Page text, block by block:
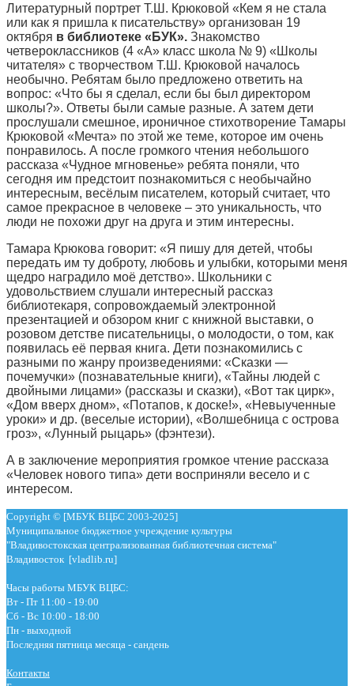
Литературный портрет Т.Ш. Крюковой «Кем я не стала
или как я пришла к писательству» организован 19
октября в библиотеке «БУК». Знакомство
четвероклассников (4 «А» класс школа № 9) «Школы
читателя» с творчеством Т.Ш. Крюковой началось
необычно. Ребятам было предложено ответить на
вопрос: «Что бы я сделал, если бы был директором
школы?». Ответы были самые разные. А затем дети
прослушали смешное, ироничное стихотворение Тамары
Крюковой «Мечта» по этой же теме, которое им очень
понравилось. А после громкого чтения небольшого
рассказа «Чудное мгновенье» ребята поняли, что
сегодня им предстоит познакомиться с необычайно
интересным, весёлым писателем, который считает, что
самое прекрасное в человеке – это уникальность, что
люди не похожи друг на друга и этим интересны.
Тамара Крюкова говорит: «Я пишу для детей, чтобы
передать им ту доброту, любовь и улыбки, которыми меня
щедро наградило моё детство». Школьники с
удовольствием слушали интересный рассказ
библиотекаря, сопровождаемый электронной
презентацией и обзором книг с книжной выставки, о
розовом детстве писательницы, о молодости, о том, как
появилась её первая книга. Дети познакомились с
разными по жанру произведениями: «Сказки —
почемучки» (познавательные книги), «Тайны людей с
двойными лицами» (рассказы и сказки), «Вот так цирк»,
«Дом вверх дном», «Потапов, к доске!», «Невыученные
уроки» и др. (веселые истории), «Волшебница с острова
гроз», «Лунный рыцарь» (фэнтези).
А в заключение мероприятия громкое чтение рассказа
«Человек нового типа» дети восприняли весело и с
интересом.
Copyright © [МБУК ВЦБС 2003-2025]
Муниципальное бюджетное учреждение культуры
"Владивостокская централизованная библиотечная система"
Владивосток [vladlib.ru]
Часы работы МБУК ВЦБС:
Вт - Пт 11:00 - 19:00
Сб - Вс 10:00 - 18:00
Пн - выходной
Последняя пятница месяца - сандень
Контакты